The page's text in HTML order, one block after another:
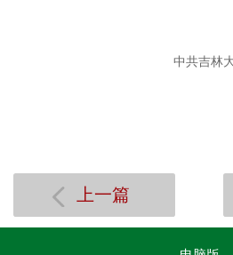
中共吉林
上一篇